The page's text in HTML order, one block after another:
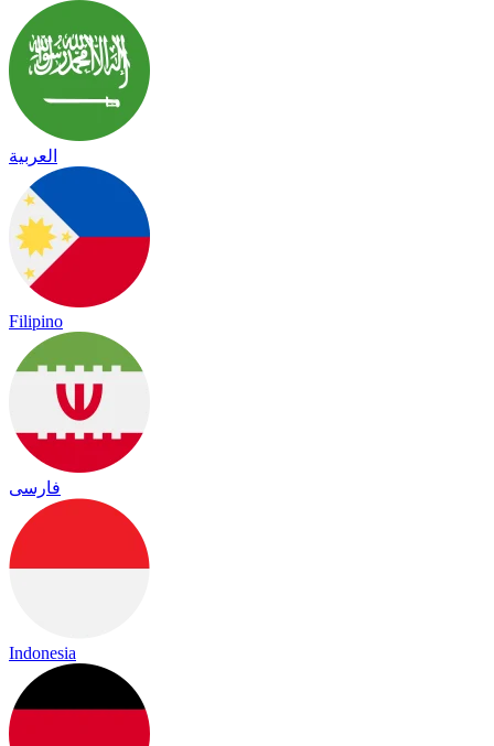
العربية
Filipino
فارسی
Indonesia